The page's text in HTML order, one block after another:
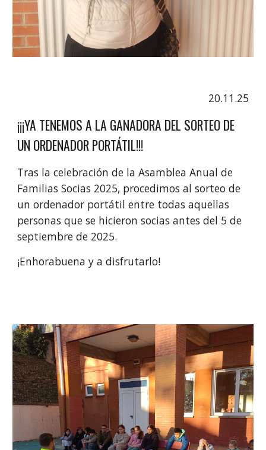
20.11.25
¡¡¡YA TENEMOS A LA GANADORA DEL SORTEO DE
UN ORDENADOR PORTÁTIL!!!
Tras la celebración de la Asamblea Anual de
Familias Socias 2025, procedimos al sorteo de
un ordenador portátil entre todas aquellas
personas que se hicieron socias antes del 5 de
septiembre de 2025.
¡Enhorabuena y a disfrutarlo!